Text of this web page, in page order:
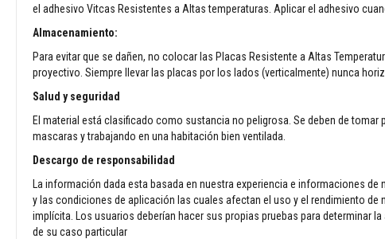
Ladrillos
colores
Ladrillos
refractarios
antácidos
resistentes
temperaturas
Cuerdas
el adhesivo Vitcas Resistentes a Altas temperaturas. Aplicar el adhesivo
Almacenamiento:
Para evitar que se dañen, no colocar las Placas Resistente a Altas
proyectivo. Siempre llevar las placas por los lados (verticalmente) nunca
Salud y seguridad
El material está clasificado como sustancia no peligrosa. Se deben de
mascaras y trabajando en una habitación bien ventilada.
Descargo de responsabilidad
La información dada esta basada en nuestra experiencia e informaciones
y las condiciones de aplicación las cuales afectan el uso y el rendimiento
implícita. Los usuarios deberían hacer sus propias pruebas para determinar
de su caso particular